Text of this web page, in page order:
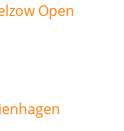
Open